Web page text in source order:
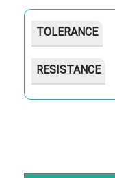
TOLERANCE
RESISTANCE